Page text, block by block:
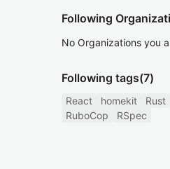
Following
No Organizations you
Following tags(7)
React homekit Rust
RuboCop
RSpec